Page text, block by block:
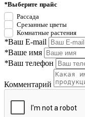
*Выберите прайс
Рассада
Срезанные цветы
Комнатные растения
*Ваш E-mail
*Ваше имя
*Ваш телефон
Комментарий